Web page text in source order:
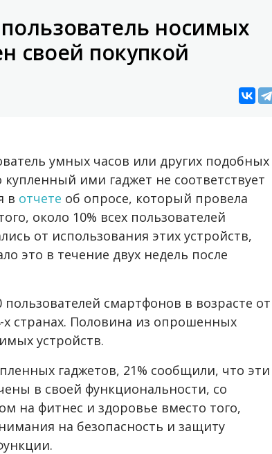
носимых
своей покупкой
умных часов или других подобных
купленный ими гаджет не соответствует
в отчете об опросе, который провела
около 10% всех пользователей
от использования этих устройств,
это в течение двух недель после
пользователей смартфонов в возрасте от
странах. Половина из опрошенных
устройств.
гаджетов, 21% сообщили, что эти
в своей функциональности, со
на фитнес и здоровье вместо того,
на безопасность и защиту